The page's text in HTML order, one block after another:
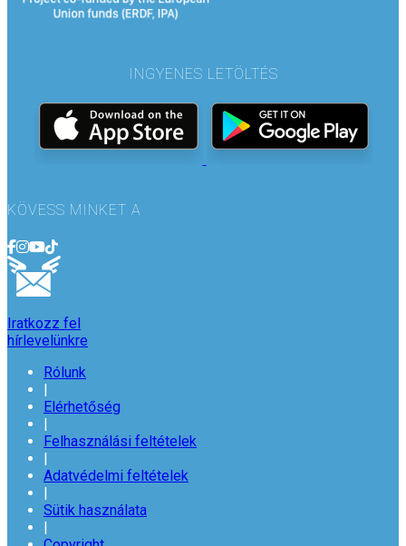
INGYENES LETÖLTÉS
KÖVESS MINKET A
Iratkozz fel
hírlevelünkre
Rólunk
|
Elérhetőség
|
Felhasználási feltételek
|
Adatvédelmi feltételek
|
Sütik használata
|